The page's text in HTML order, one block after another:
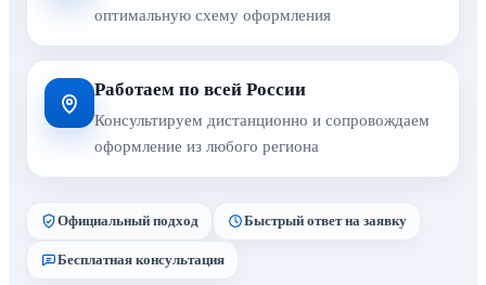
оптимальную схему оформления
Работаем по всей России
Консультируем дистанционно и сопровождаем
оформление из любого региона
Официальный подход Быстрый ответ на заявку
Бесплатная консультация